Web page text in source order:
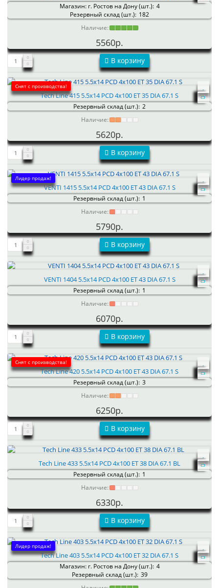
Магазин: г. Ростов на Дону (шт.): 4
Резервный склад (шт.): 182
Наличие:
5560р.
В корзину
Снят с производства!
Tech Line 415 5.5x14 PCD 4x100 ET 35 DIA 67.1 S
Резервный склад (шт.): 2
Наличие:
5620р.
В корзину
Лидер продаж!
VENTI 1415 5.5x14 PCD 4x100 ET 43 DIA 67.1 S
Резервный склад (шт.): 1
Наличие:
5790р.
В корзину
VENTI 1404 5.5x14 PCD 4x100 ET 43 DIA 67.1 S
Резервный склад (шт.): 1
Наличие:
6070р.
В корзину
Снят с производства!
Tech Line 420 5.5x14 PCD 4x100 ET 43 DIA 67.1 S
Резервный склад (шт.): 3
Наличие:
6250р.
В корзину
Tech Line 433 5.5x14 PCD 4x100 ET 38 DIA 67.1 BL
Резервный склад (шт.): 1
Наличие:
6330р.
В корзину
Лидер продаж!
Tech Line 403 5.5x14 PCD 4x100 ET 32 DIA 67.1 S
Магазин: г. Ростов на Дону (шт.): 4
Резервный склад (шт.): 39